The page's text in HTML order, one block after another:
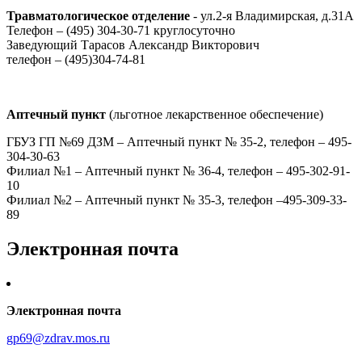
Травматологическое отделение - ул.2-я Владимирская, д.31А
Телефон – (495) 304-30-71 круглосуточно
Заведующий Тарасов Александр Викторович
телефон – (495)304-74-81
Аптечный пункт (льготное лекарственное обеспечение)
ГБУЗ ГП №69 ДЗМ – Аптечный пункт № 35-2, телефон – 495-
304-30-63
Филиал №1 – Аптечный пункт № 36-4, телефон – 495-302-91-
10
Филиал №2 – Аптечный пункт № 35-3, телефон –495-309-33-
89
Электронная почта
Электронная почта
gp69@zdrav.mos.ru